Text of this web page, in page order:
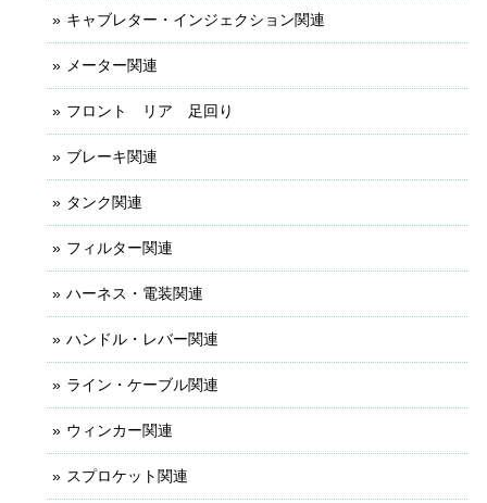
キャブレター・インジェクション関連
メーター関連
フロント リア 足回り
ブレーキ関連
タンク関連
フィルター関連
ハーネス・電装関連
ハンドル・レバー関連
ライン・ケーブル関連
ウィンカー関連
スプロケット関連